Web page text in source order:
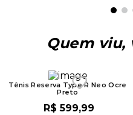
Quem
Tênis Reserva Type R Neo Ocre
Preto
R$ 599,99